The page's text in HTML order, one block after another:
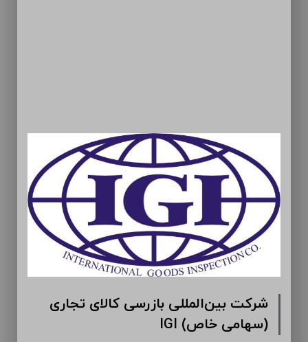
شرکت بین‌المللی بازرسی کالای تجاری
IGI (سهامی خاص)